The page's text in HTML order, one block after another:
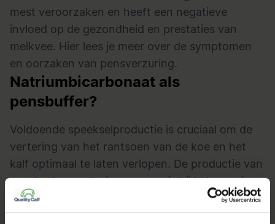
mest veroorzaken en heeft een negatieve
invloed op de gezondheid en prestaties van
melkvee. Hier lees je meer over de symptomen
en oorzaken van pensverzuring.
Natriumbicarbonaat als
pensbuffer?
Voldoende speekselproductie is cruciaal om de
vertering van het rantsoen van de koe en het
kalf optimaal te laten verlopen. De productie van
speeksel en verteringssappen is bij kalveren in
volle ontwikkeling en kan nog onvoldoende zijn.
Ook zorgt de overgang van vloeibaar naar vast